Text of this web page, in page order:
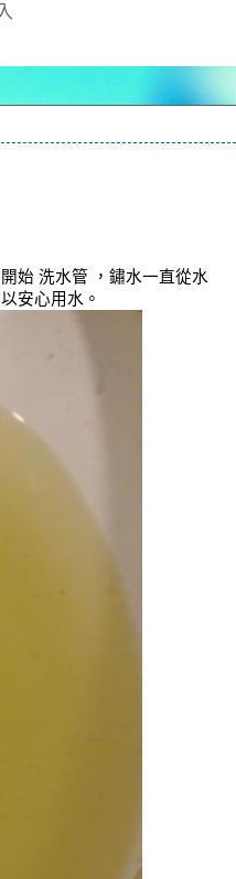
始 洗水管 ，鏽水一直從水
安心用水。